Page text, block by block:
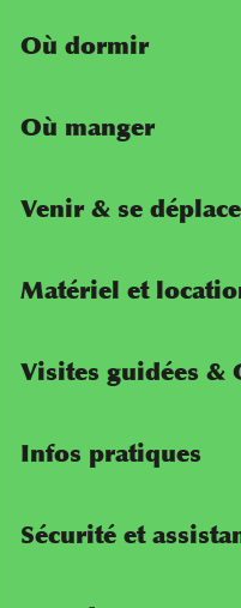
Où dormir
Où manger
Venir & se
Matériel et
Visites guidées &
Infos pratiques
Sécurité et
?